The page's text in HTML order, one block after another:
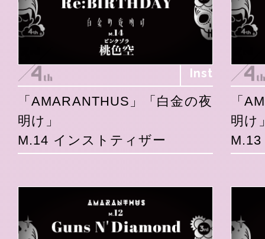
Inst
「AMARANTHUS」「白金の夜
明け」
M.14 インストティザー
「
明け